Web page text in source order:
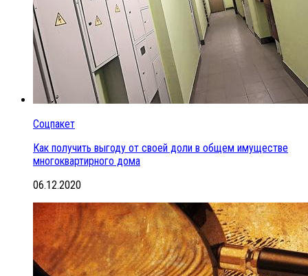
Соцпакет
Как получить выгоду от своей доли в общем имуществе
многоквартирного дома
06.12.2020